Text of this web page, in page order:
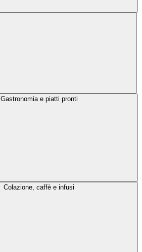
Gastronomia e piatti pronti
Colazione, caffè e infusi